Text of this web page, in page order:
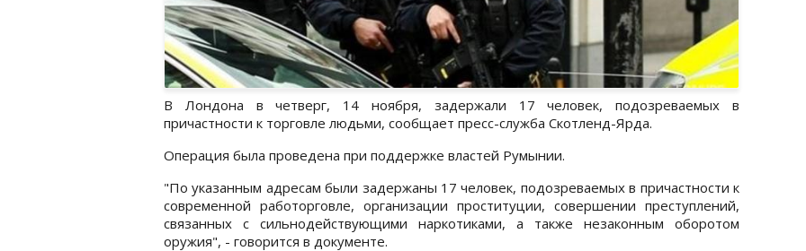
В Лондона в четверг, 14 ноября, задержали 17 человек, подозреваемых в
причастности к торговле людьми, сообщает пресс-служба Скотленд-Ярда.
Операция была проведена при поддержке властей Румынии.
"По указанным адресам были задержаны 17 человек, подозреваемых в причастности к
современной работорговле, организации проституции, совершении преступлений,
связанных с сильнодействующими наркотиками, а также незаконным оборотом
оружия", - говорится в документе.